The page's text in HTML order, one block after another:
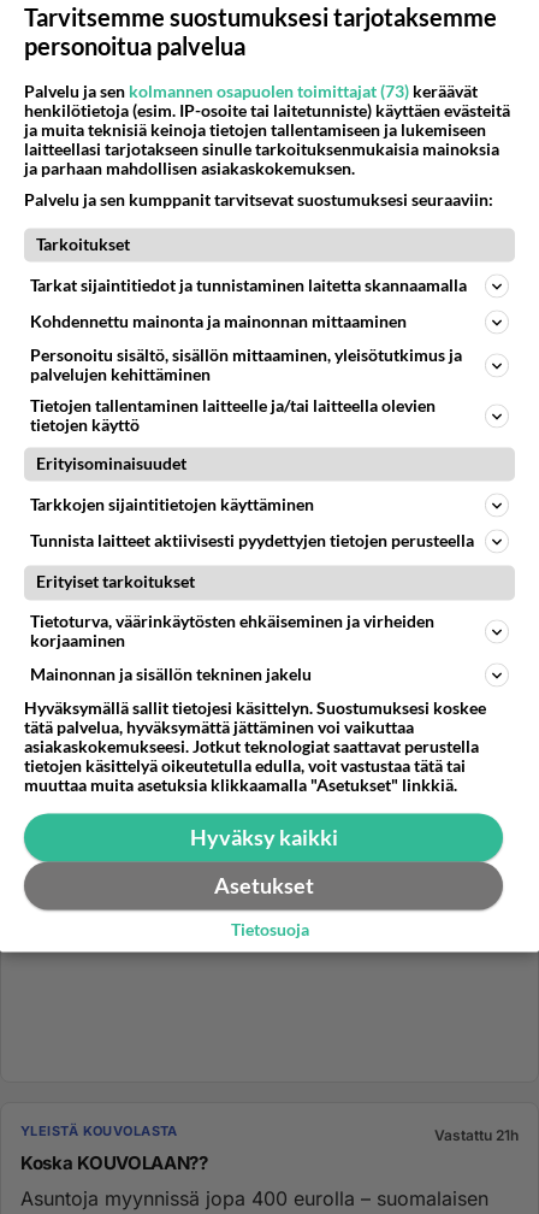
KOUVOLA
hermot
Yhteen opeen hermostun kohta! Onko kellään
kokemuksia "väärällä alalla" olevista opettajista? Yks
huutaa vaan lapselleni...
19.09.2007 09:03
YLEISTÄ KOUVOLASTA Vastattu 21h
Tilastoa SUOMESTA
Vaalikaudella 2019 -2023 tuli maahanmuuttajia
ennätysmäärä (263 036). Tuosta kun otetaan pois
työn- ja opiskelun vuoksi ...
01.01.2026 17:17 1
Vastattu 10kk
https://www.mtvuutiset.fi/artikkeli/75-vuotias-
kouvolalaismies-tuomittiin-ihmiskaupasta-piti-uhria-
vallassaan-pelolla-ja...
25.08.2025 14:19
YLEISTÄ KOUVOLASTA Vastattu 21h
Koska KOUVOLAAN??
Asuntoja myynnissä jopa 400 eurolla – suomalaisen
Tarvitsemme suostumuksesi tarjotaksemme
personoitua palvelua
Palvelu ja sen kolmannen osapuolen toimittajat (73) keräävät
henkilötietoja (esim. IP-osoite tai laitetunniste) käyttäen evästeitä
ja muita teknisiä keinoja tietojen tallentamiseen ja lukemiseen
laitteellasi tarjotakseen sinulle tarkoituksenmukaisia mainoksia
ja parhaan mahdollisen asiakaskokemuksen.
Palvelu ja sen kumppanit tarvitsevat suostumuksesi seuraaviin:
Tarkoitukset
Tarkat sijaintitiedot ja tunnistaminen laitetta skannaamalla
Kohdennettu mainonta ja mainonnan mittaaminen
Personoitu sisältö, sisällön mittaaminen, yleisötutkimus ja
palvelujen kehittäminen
Tietojen tallentaminen laitteelle ja/tai laitteella olevien
tietojen käyttö
Erityisominaisuudet
Tarkkojen sijaintitietojen käyttäminen
Tunnista laitteet aktiivisesti pyydettyjen tietojen perusteella
Erityiset tarkoitukset
Tietoturva, väärinkäytösten ehkäiseminen ja virheiden
korjaaminen
Mainonnan ja sisällön tekninen jakelu
Hyväksymällä sallit tietojesi käsittelyn. Suostumuksesi koskee
tätä palvelua, hyväksymättä jättäminen voi vaikuttaa
asiakaskokemukseesi. Jotkut teknologiat saattavat perustella
tietojen käsittelyä oikeutetulla edulla, voit vastustaa tätä tai
muuttaa muita asetuksia klikkaamalla "Asetukset" linkkiä.
Hyväksy kaikki
Asetukset
Tietosuoja